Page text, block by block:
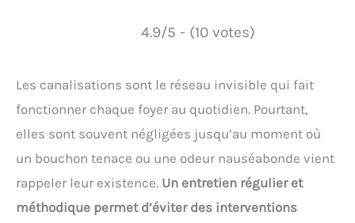
4.9/5 - (10 votes)
Les canalisations sont le réseau invisible qui fait
fonctionner chaque foyer au quotidien. Pourtant,
elles sont souvent négligées jusqu’au moment où
un bouchon tenace ou une odeur nauséabonde vient
rappeler leur existence. Un entretien régulier et
méthodique permet d’éviter des interventions